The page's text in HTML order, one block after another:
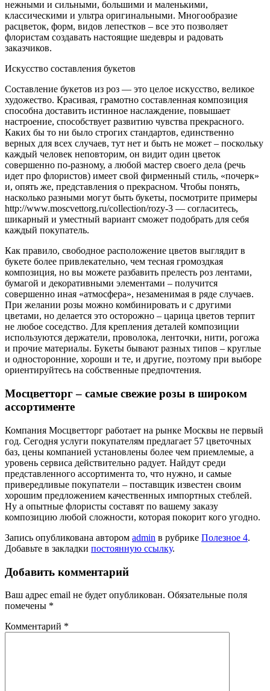
нежными и сильными, большими и маленькими,
классическими и ультра оригинальными. Многообразие
расцветок, форм, видов лепестков – все это позволяет
флористам создавать настоящие шедевры и радовать
заказчиков.
Искусство составления букетов
Составление букетов из роз — это целое искусство, великое
художество. Красивая, грамотно составленная композиция
способна доставить истинное наслаждение, повышает
настроение, способствует развитию чувства прекрасного.
Каких бы то ни было строгих стандартов, единственно
верных для всех случаев, тут нет и быть не может – поскольку
каждый человек неповторим, он видит один цветок
совершенно по-разному, а любой мастер своего дела (речь
идет про флористов) имеет свой фирменный стиль, «почерк»
и, опять же, представления о прекрасном. Чтобы понять,
насколько разными могут быть букеты, посмотрите примеры
http://www.moscvettorg.ru/collection/rozy-3 — согласитесь,
шикарный и уместный вариант сможет подобрать для себя
каждый покупатель.
Как правило, свободное расположение цветов выглядит в
букете более привлекательно, чем тесная громоздкая
композиция, но вы можете разбавить прелесть роз лентами,
бумагой и декоративными элементами – получится
совершенно иная «атмосфера», незаменимая в ряде случаев.
При желании розы можно комбинировать и с другими
цветами, но делается это осторожно – царица цветов терпит
не любое соседство. Для крепления деталей композиции
используются держатели, проволока, ленточки, нити, рогожа
и прочие материалы. Букеты бывают разных типов – круглые
и односторонние, хороши и те, и другие, поэтому при выборе
ориентируйтесь на собственные предпочтения.
Мосцветторг – самые свежие розы в широком
ассортименте
Компания Мосцветторг работает на рынке Москвы не первый
год. Сегодня услуги покупателям предлагает 57 цветочных
баз, цены компанией установлены более чем приемлемые, а
уровень сервиса действительно радует. Найдут среди
представленного ассортимента то, что нужно, и самые
привередливые покупатели – поставщик известен своим
хорошим предложением качественных импортных стеблей.
Ну а опытные флористы составят по вашему заказу
композицию любой сложности, которая покорит кого угодно.
Запись опубликована автором admin в рубрике Полезное 4.
Добавьте в закладки постоянную ссылку.
Добавить комментарий
Ваш адрес email не будет опубликован. Обязательные поля
помечены *
Комментарий *